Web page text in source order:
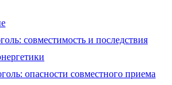
совместимость и последствия
опасности совместного приема